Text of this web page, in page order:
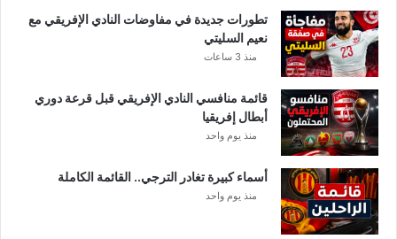
تطورات جديدة في مفاوضات النادي الإفريقي مع
نعيم السليتي
منذ 3 ساعات
قائمة منافسي النادي الإفريقي قبل قرعة دوري
أبطال إفريقيا
منذ يوم واحد
أسماء كبيرة تغادر الترجي.. القائمة الكاملة
منذ يوم واحد